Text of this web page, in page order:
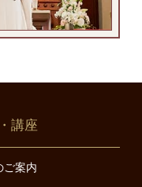
講座
ご案内